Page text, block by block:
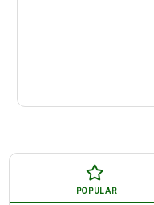
POPULAR